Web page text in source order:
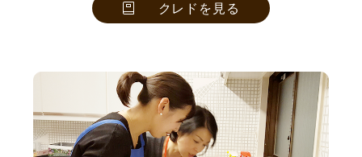
クレドを見る